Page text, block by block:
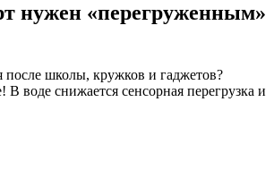
нужен «перегруженным»
после школы, кружков и гаджетов?
В воде снижается сенсорная перегрузка и